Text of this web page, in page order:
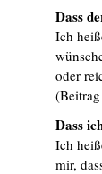
Dass
Ich
oder
Dass
Ich
mir,